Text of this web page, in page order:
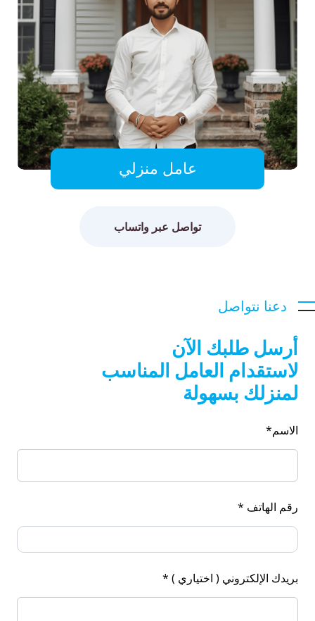
عامل منزلي
تواصل عبر واتساب
دعنا نتواصل
أرسل طلبك الآن
لاستقدام العامل المناسب
لمنزلك بسهولة
الاسم*
رقم الهاتف *
بريدك الإلكتروني ( اختياري ) *